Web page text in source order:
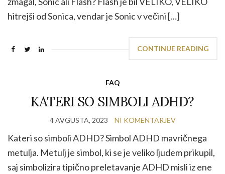
hitrejši od Sonica, vendar je Sonic v večini […]
CONTINUE READING
FAQ
KATERI SO SIMBOLI ADHD?
4 AVGUSTA, 2023 NI KOMENTARJEV
Kateri so simboli ADHD? Simbol ADHD mavričnega
metulja. Metulj je simbol, ki se je veliko ljudem prikupil,
saj simbolizira tipično preletavanje ADHD misli iz ene